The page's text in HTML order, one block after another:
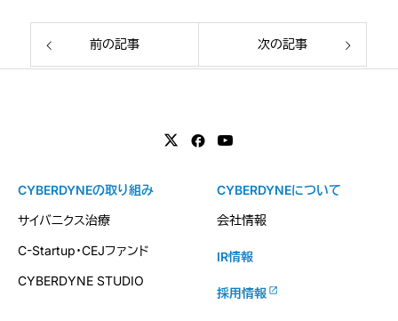
前の記事 次の記事
CYBERDYNEの取り組み
サイバニクス治療
C-Startup・CEJファンド
CYBERDYNE STUDIO
CYBERDYNEについて
会社情報
IR情報
採用情報